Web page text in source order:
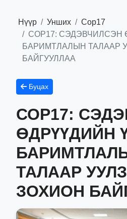
Нүүр Унших
Сор17
СОР17: СЭДЭВЧИЛСЭН
БАРИМТЛАЛЫН ТАЛААР
БАЙГУУЛЛАА
Буцах
СОР17:
ӨДРҮҮДИЙН
ТАЛААР
ЗОХИОН